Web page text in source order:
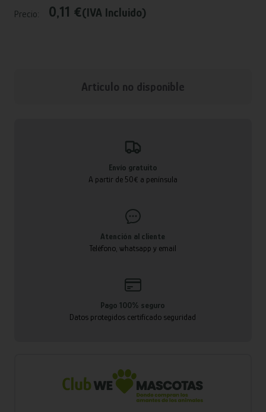
Precio: 0,11 €(IVA Incluido)
Articulo no disponible
Envío gratuito
A partir de 50€ a península
Atención al cliente
Teléfono, whatsapp y email
Pago 100% seguro
Datos protegidos certificado seguridad